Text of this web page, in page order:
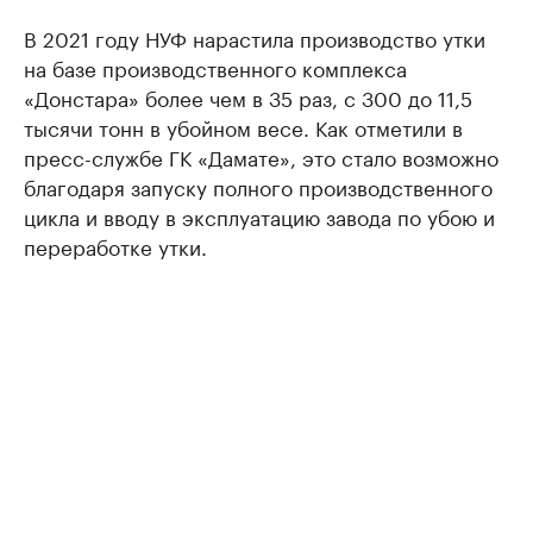
В 2021 году НУФ нарастила производство утки
на базе производственного комплекса
«Донстара» более чем в 35 раз, с 300 до 11,5
тысячи тонн в убойном весе. Как отметили в
пресс-службе ГК «Дамате», это стало возможно
благодаря запуску полного производственного
цикла и вводу в эксплуатацию завода по убою и
переработке утки.